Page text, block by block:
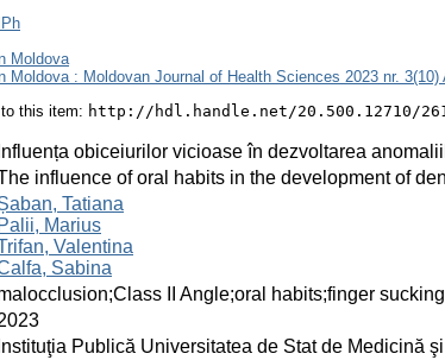
Moldova
Moldova : Moldovan Journal of Health Sciences 2023 nr. 3(10)
this item: http://hdl.handle.net/20.500.12710/
Influența obiceiurilor vicioase în dezvoltarea
influence of oral habits in the development of
Tatiana
Palii, Marius
Valentina
Sabina
II Angle;oral habits;finger sucking
Instituţia Publică Universitatea de Stat de Medicină